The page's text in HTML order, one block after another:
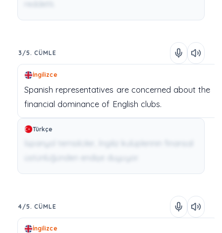
3/5. CÜMLE
İngilizce
Spanish representatives are concerned about the
financial dominance of English clubs.
Türkçe
4/5. CÜMLE
İngilizce